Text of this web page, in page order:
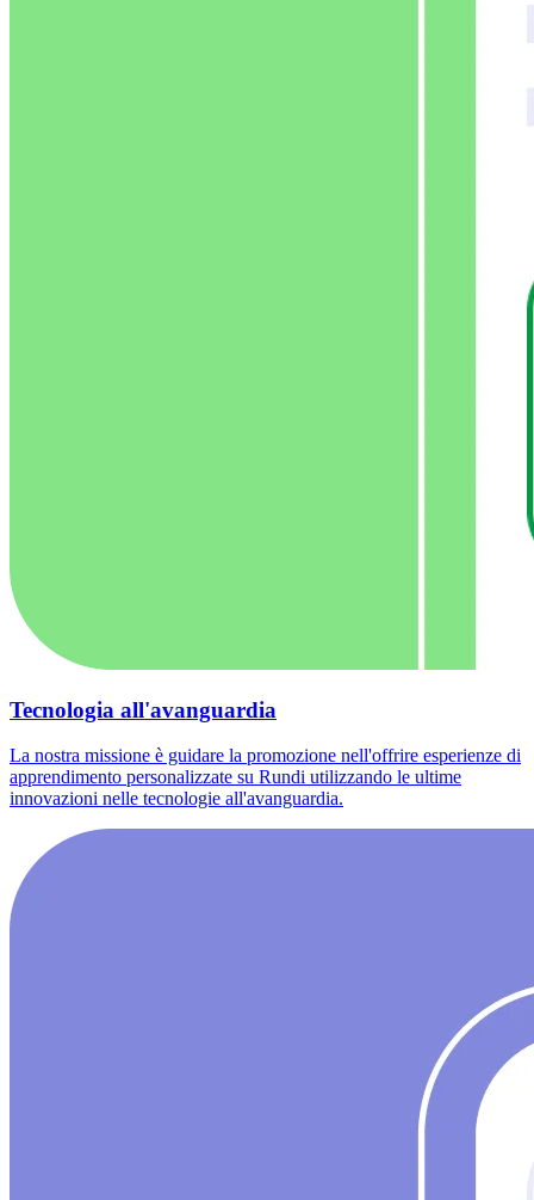
Tecnologia all'avanguardia
La nostra missione è guidare la promozione nell'offrire esperienze di
apprendimento personalizzate su Rundi utilizzando le ultime
innovazioni nelle tecnologie all'avanguardia.